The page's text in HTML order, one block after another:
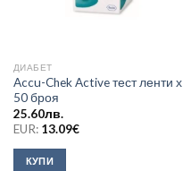
ДИАБЕТ
Accu-Chek Active тест ленти х
50 броя
25.60лв.
EUR: 13.09€
КУПИ